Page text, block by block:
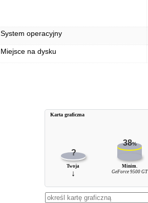
System operacyjny
Miejsce na dysku
?
38%
Twoja
↓
Minim.
GeForce 9500 GT
Karta graficzna